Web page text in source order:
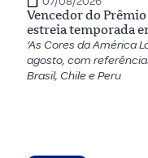
Vencedor do
estreia temporada
‘As Cores da América
agosto, com
Brasil, Chile e Peru